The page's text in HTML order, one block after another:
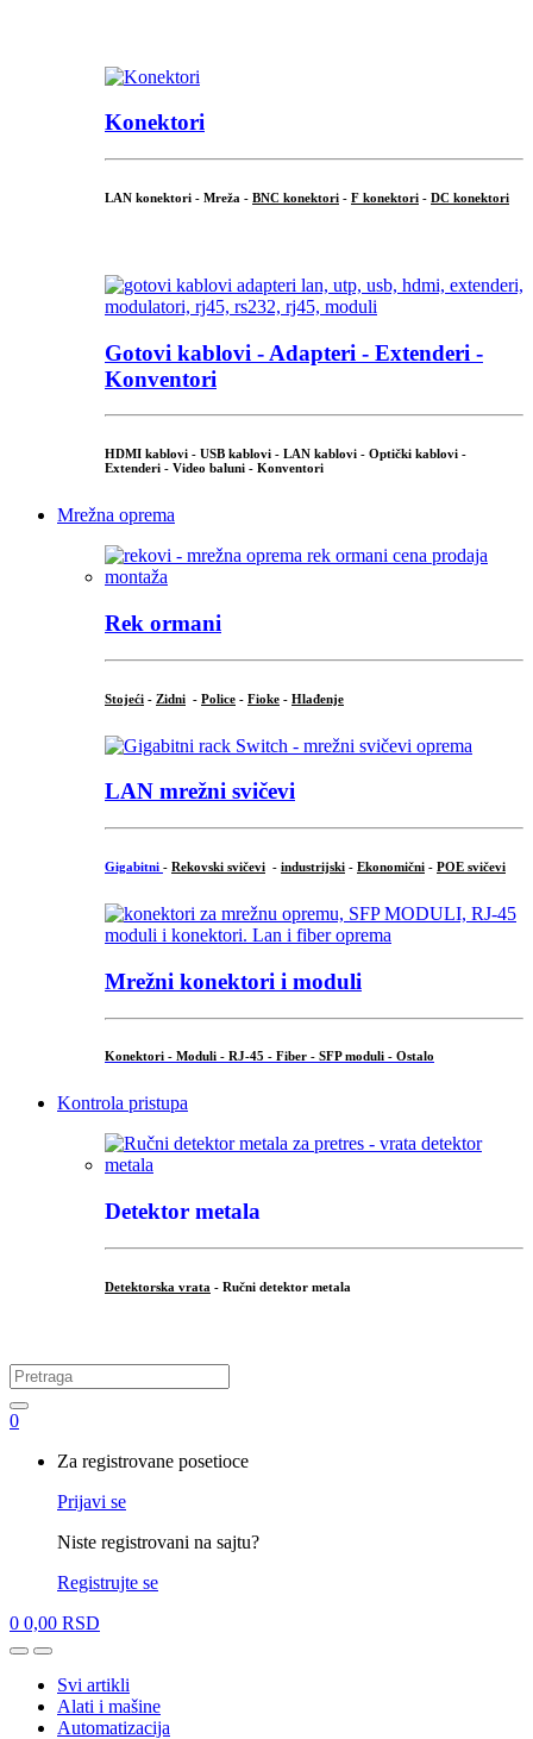
Konektori
LAN konektori - Mreža - BNC konektori - F konektori - DC konektori
Gotovi kablovi - Adapteri - Extenderi -
Konventori
HDMI kablovi - USB kablovi - LAN kablovi - Optički kablovi -
Extenderi - Video baluni - Konventori
Mrežna oprema
Rek ormani
Stojeći - Zidni - Police - Fioke - Hlađenje
LAN mrežni svičevi
Gigabitni - Rekovski svičevi - industrijski - Ekonomični - POE svičevi
Mrežni konektori i moduli
Konektori - Moduli - RJ-45 - Fiber - SFP moduli - Ostalo
Kontrola pristupa
Detektor metala
Detektorska vrata - Ručni detektor metala
Search
for:
0
Za registrovane posetioce
Prijavi se
Niste registrovani na sajtu?
Registrujte se
0 0,00 RSD
OpenClose
Svi artikli
Alati i mašine
Automatizacija